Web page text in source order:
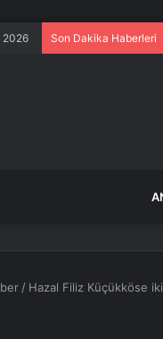
2026 Son Dakika Haberleri
/ Hazal Filiz Küçükköse